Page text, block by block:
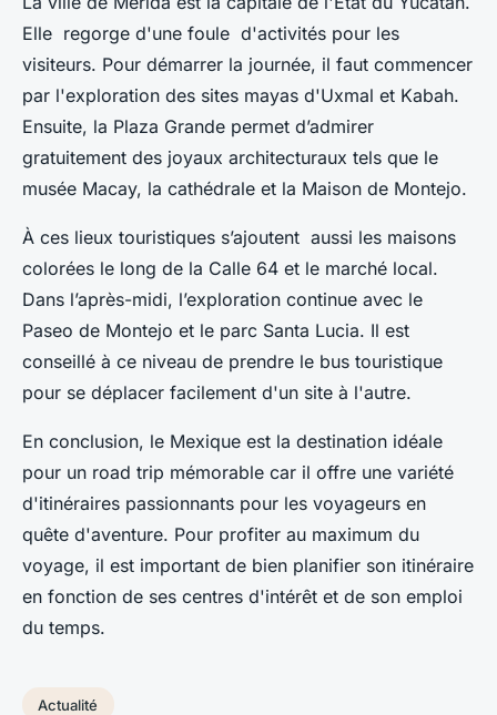
Elle regorge d'une foule d'activités pour les
visiteurs. Pour démarrer la journée, il faut commencer
par l'exploration des sites mayas d'Uxmal et Kabah.
Ensuite, la Plaza Grande permet d’admirer
gratuitement des joyaux architecturaux tels que le
musée Macay, la cathédrale et la Maison de Montejo.
À ces lieux touristiques s’ajoutent aussi les maisons
colorées le long de la Calle 64 et le marché local.
Dans l’après-midi, l’exploration continue avec le
Paseo de Montejo et le parc Santa Lucia. Il est
conseillé à ce niveau de prendre le bus touristique
pour se déplacer facilement d'un site à l'autre.
En conclusion, le Mexique est la destination idéale
pour un road trip mémorable car il offre une variété
d'itinéraires passionnants pour les voyageurs en
quête d'aventure. Pour profiter au maximum du
voyage, il est important de bien planifier son itinéraire
en fonction de ses centres d'intérêt et de son emploi
du temps.
Actualité